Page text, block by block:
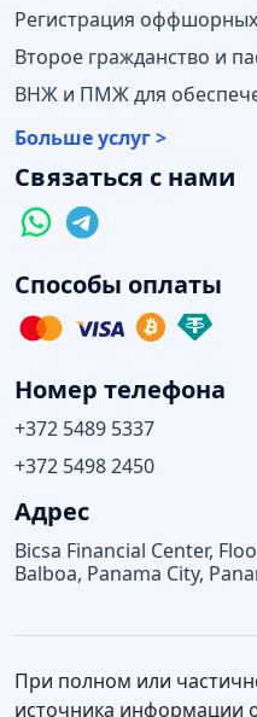
Регистрация
Второе гражданство и
ВНЖ и ПМЖ для
Больше услуг >
Связаться с нами
Способы оплаты
Номер телефона
+372 5489 5337
+372 5498 2450
Адрес
Bicsa Financial Center,
Balboa, Panama City,
При полном или
источника информации